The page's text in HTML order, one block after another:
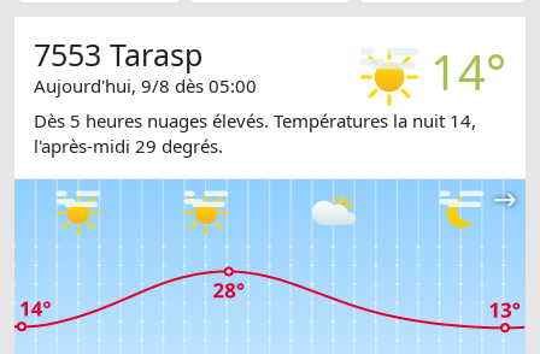
14°
7553 Tarasp
Aujourd'hui, 9/8 dès 05:00
Dès 5 heures nuages élevés. Températures la nuit 14,
l'après-midi 29 degrés.